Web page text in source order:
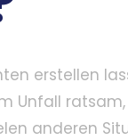
erstellen
Unfall
anderen